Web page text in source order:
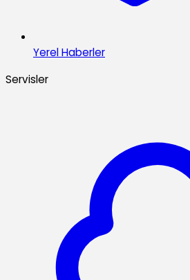
Yerel Haberler
Servisler